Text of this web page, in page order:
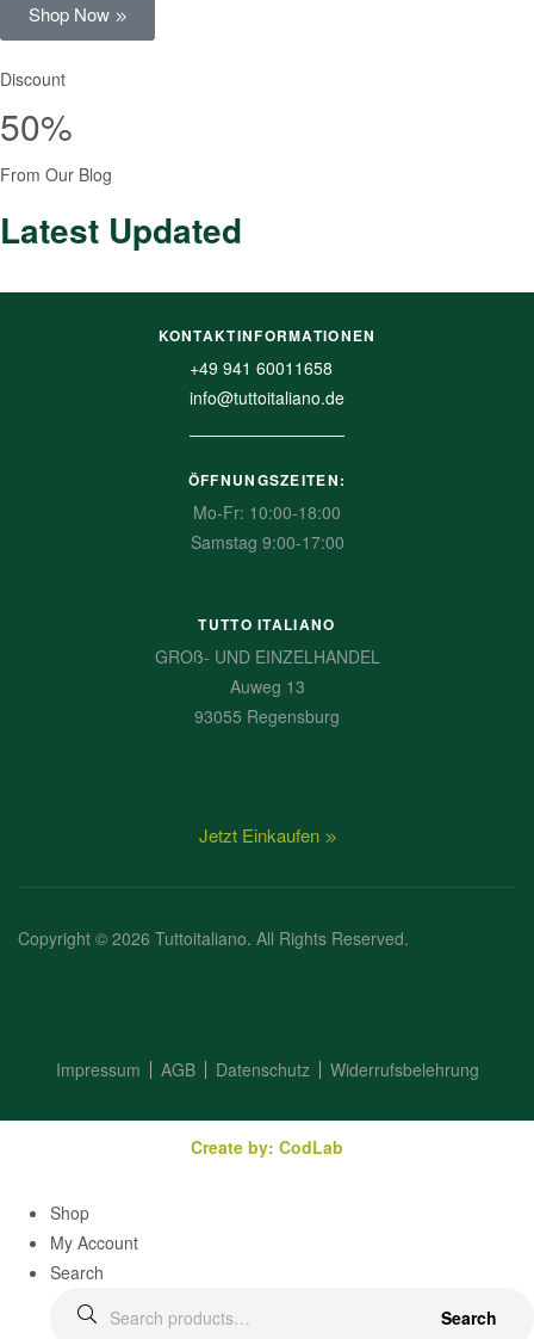
Shop Now
Discount
50%
From Our Blog
Latest Updated
KONTAKTINFORMATIONEN
+49 941 60011658
info@tuttoitaliano.de
ÖFFNUNGSZEITEN:
Mo-Fr: 10:00-18:00
Samstag 9:00-17:00
TUTTO ITALIANO
GROß- UND EINZELHANDEL
Auweg 13
93055 Regensburg
Jetzt Einkaufen
Copyright © 2026 Tuttoitaliano. All Rights Reserved.
Impressum AGB Datenschutz Widerrufsbelehrung
Create by: CodLab
Shop
My Account
Search
Search